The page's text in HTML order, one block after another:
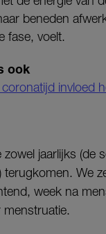
beneden
fase, voelt.
ook
invloed
jaarlijks (de
We
week na